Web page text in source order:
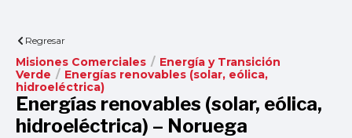
Regresar
Misiones Comerciales / Energía y Transición
Verde / Energías renovables (solar, eólica,
hidroeléctrica)
Energías renovables (solar, eólica,
hidroeléctrica) – Noruega